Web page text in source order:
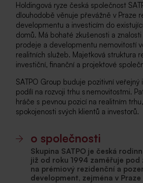
Holdingová ryze česká společnost
dlouhodobě věnuje převážně v Praze
developmentu a investicím do
domů. Má bohaté zkušenosti a
prodeje a developmentu nemovitostí
realitních služeb. Majetková struktura
investiční, finanční a projektové
SATPO Group buduje pozitivní
podílí na rozvoji trhu s nemovitostmi.
hráče s pevnou pozicí na realitním
spokojenosti svých klientů a investorů.
o společnosti
Skupina SATPO je česká
již od roku 1994 zaměřuje pod
na prémiový rezidenční a
development, zejména v